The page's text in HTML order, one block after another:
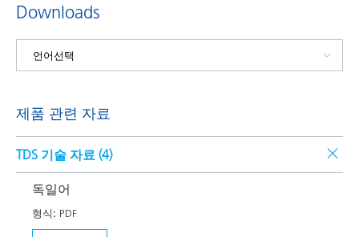
Downloads
제품 관련 자료
TDS 기술 자료 (4)
독일어
형식: PDF